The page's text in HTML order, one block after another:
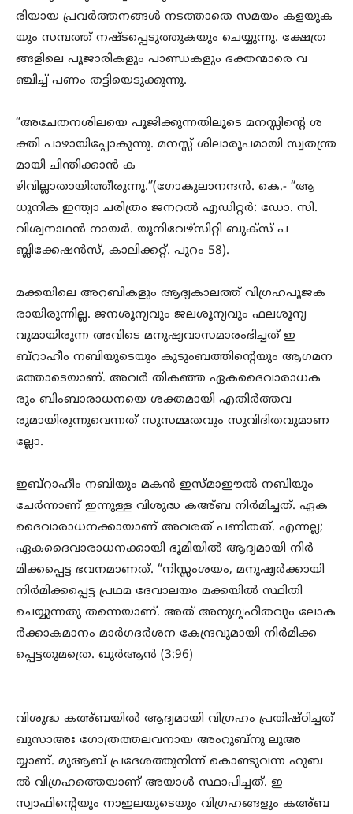
രിയായ പ്രവർത്തനങ്ങൾ നടത്താതെ സമയം കളയുക
യും സമ്പത്ത് നഷ്ടപ്പെടുത്തുകയും ചെയ്യുന്നു. ക്ഷേത്ര
ങ്ങളിലെ പൂജാരികളും പാണ്ഡകളും ഭക്തന്മാരെ വ
ഞ്ചിച്ച് പണം തട്ടിയെടുക്കുന്നു.
“അചേതനശിലയെ പൂജിക്കുന്നതിലൂടെ മനസ്സിന്റെ ശ
ക്തി പാഴായിപ്പോകുന്നു. മനസ്സ് ശിലാരൂപമായി സ്വതന്ത്ര
മായി ചിന്തിക്കാൻ ക
ഴിവില്ലാതായിത്തീരുന്നു.”(ഗോകുലാനന്ദൻ. കെ.- “ആ
ധുനിക ഇന്ത്യാ ചരിത്രം ജനറൽ എഡിറ്റർ: ഡോ. സി.
വിശ്വനാഥൻ നായർ. യൂനിവേഴ്സിറ്റി ബുക്സ് പ
ബ്ലിക്കേഷൻസ്, കാലിക്കറ്റ്. പുറം 58).
മക്കയിലെ അറബികളും ആദ്യകാലത്ത് വിഗ്രഹപൂജക
രായിരുന്നില്ല. ജനശൂന്യവും ജലശൂന്യവും ഫലശൂന്യ
വുമായിരുന്ന അവിടെ മനുഷ്യവാസമാരംഭിച്ചത് ഇ
ബ്റാഹീം നബിയുടെയും കുടുംബത്തിന്റെയും ആഗമന
ത്തോടെയാണ്. അവർ തികഞ്ഞ ഏകദൈവാരാധക
രും ബിംബാരാധനയെ ശക്തമായി എതിർത്തവ
രുമായിരുന്നുവെന്നത് സുസമ്മതവും സുവിദിതവുമാണ
ല്ലോ.
ഇബ്റാഹീം നബിയും മകൻ ഇസ്മാഈൽ നബിയും
ചേർന്നാണ് ഇന്നുള്ള വിശുദ്ധ കഅ്ബ നിർമിച്ചത്. ഏക
ദൈവാരാധനക്കായാണ് അവരത് പണിതത്. എന്നല്ല;
ഏകദൈവാരാധനക്കായി ഭൂമിയിൽ ആദ്യമായി നിർ
മിക്കപ്പെട്ട ഭവനമാണത്. “നിസ്സംശയം, മനുഷ്യർക്കായി
നിർമിക്കപ്പെട്ട പ്രഥമ ദേവാലയം മക്കയിൽ സ്ഥിതി
ചെയ്യുന്നതു തന്നെയാണ്. അത് അനുഗൃഹീതവും ലോക
ർക്കാകമാനം മാർഗദർശന കേന്ദ്രവുമായി നിർമിക്ക
പ്പെട്ടതുമത്രെ. ഖുർആൻ (3:96)
വിശുദ്ധ കഅ്ബയിൽ ആദ്യമായി വിഗ്രഹം പ്രതിഷ്ഠിച്ചത്
ഖുസാഅഃ ഗോത്രത്തലവനായ അംറുബ്നു ലുഅ
യ്യാണ്. മുആബ് പ്രദേശത്തുനിന്ന് കൊണ്ടുവന്ന ഹുബ
ൽ വിഗ്രഹത്തെയാണ് അയാൾ സ്ഥാപിച്ചത്. ഇ
സ്വാഫിന്റെയും നാഇലയുടെയും വിഗ്രഹങ്ങളും കഅ്ബ